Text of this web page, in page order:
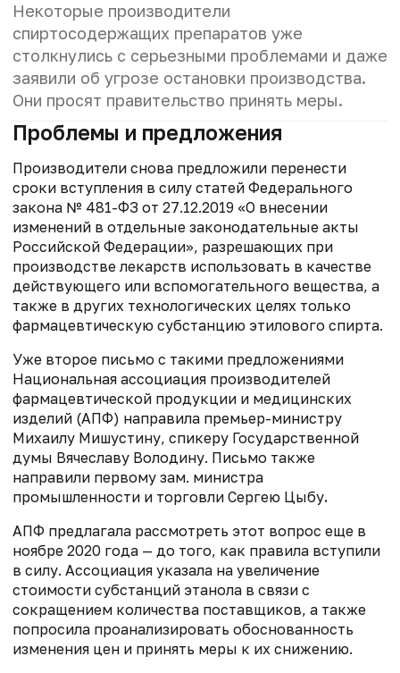
Некоторые производители
спиртосодержащих препаратов уже
столкнулись с серьезными проб­лемами и даже
заявили об угрозе остановки производства.
Они просят правительство принять меры.
Проблемы и предложения
Производители снова предложили перенести
сроки вступления в силу статей Федерального
закона № 481-ФЗ от 27.12.2019 «О внесении
изменений в отдельные законодательные акты
Российской Федерации», разрешающих при
производстве лекарств использовать в качестве
действующего или вспомогательного вещества, а
также в других технологических целях только
фармацевтическую субстанцию этилового спирта.
Уже второе письмо с такими предложениями
Национальная ассоциация производителей
фармацевтической продукции и медицинских
изделий (АПФ) направила премьер-министру
Михаилу Мишустину, спикеру Государственной
думы Вячеславу Володину. Письмо также
направили первому зам. министра
промышленности и торговли Сергею Цыбу.
АПФ предлагала рассмотреть этот вопрос еще в
ноябре 2020 года — до того, как правила вступили
в силу. Ассоциация указала на увеличение
стоимости субстанций этанола в связи с
сокращением количества поставщиков, а также
попросила проанализировать обоснованность
изменения цен и принять меры к их снижению.